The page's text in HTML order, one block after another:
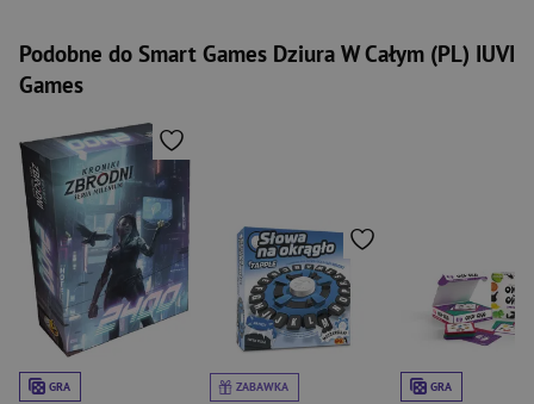
Podobne do Smart Games Dziura W Całym (PL) IUVI
Games
GRA ZABAWKA GRA